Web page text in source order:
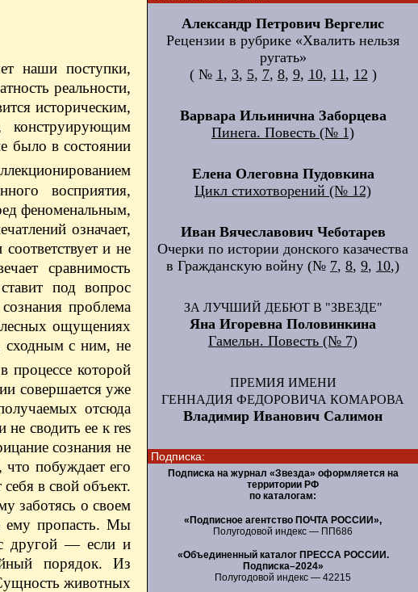
наши поступки,
реальности,
историческим,
конструирующим
было в состоянии
восприятия,
феноменальным,
означает,
и не
сравнимость
под вопрос
проблема
ощущениях
сходным с ним, не
процессе которой
совершается уже
отсюда
не сводить ее к res
сознания не
побуждает его
в свой объект.
заботясь о своем
ему пропасть. Мы
с другой — если и
порядок. Из
животных
Александр Петрович Вергелис
Рецензии в рубрике «Хвалить нельзя
ругать»
( № 1, 3, 5, 7, 8, 9, 10, 11, 12 )
Варвара Ильинична Заборцева
Пинега. Повесть (№ 1)
Елена Олеговна Пудовкина
Цикл стихотворений (№ 12)
Иван Вячеславович Чеботарев
Очерки по истории донского казачества
в Гражданскую войну (№ 7, 8, 9, 10,)
ЗА ЛУЧШИЙ ДЕБЮТ В "ЗВЕЗДЕ"
Яна Игоревна Половинкина
Гамельн. Повесть (№ 7)
ПРЕМИЯ ИМЕНИ
ГЕННАДИЯ ФЕДОРОВИЧА КОМАРОВА
Владимир Иванович Салимон
Подписка:
Подписка на журнал «Звезда» оформляется на
территории РФ
по каталогам:
«Подписное агентство ПОЧТА РОССИИ»,
Полугодовой индекс — ПП686
«Объединенный каталог ПРЕССА РОССИИ.
Подписка–2024»
Полугодовой индекс — 42215